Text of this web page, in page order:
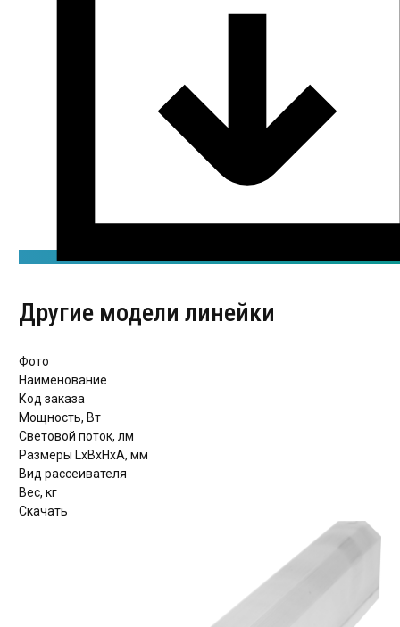
Другие модели линейки
Фото
Наименование
Код заказа
Мощность, Вт
Световой поток, лм
Размеры LxBxHхА, мм
Вид рассеивателя
Вес, кг
Скачать